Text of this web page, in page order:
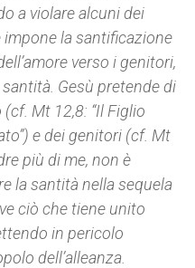
a violare alcuni dei
la santificazione
verso i genitori,
Gesù pretende di
Mt 12,8: “Il Figlio
e dei genitori (cf. Mt
più di me, non è
la santità nella sequela
ciò che tiene unito
in pericolo
dell’alleanza.